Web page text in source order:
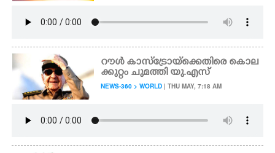
റൗൾ കാസ്ട്രോയ്ക്കെതിരെ കൊല
ക്കുറ്റം ചുമത്തി യു.എസ്
NEWS-360 > WORLD | THU MAY, 7:18 AM